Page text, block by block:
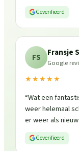
Geverifieerd
FS Fransje
Google
★★★★★
“Wat een
weer helemaal
er weer als
Geverifieerd